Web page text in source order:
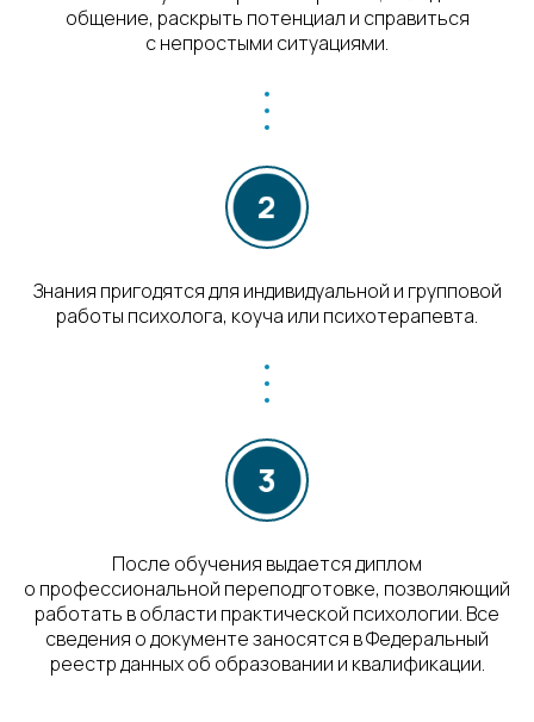
общение, раскрыть потенциал и справиться
с непростыми ситуациями.
Знания пригодятся для индивидуальной и групповой
работы психолога, коуча или психотерапевта.
После обучения выдается диплом
о профессиональной переподготовке, позволяющий
работать в области практической психологии. Все
сведения о документе заносятся в Федеральный
реестр данных об образовании и квалификации.